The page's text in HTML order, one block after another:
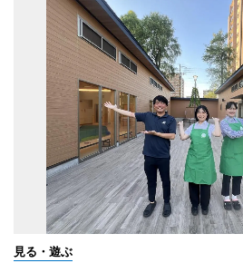
見る・遊ぶ